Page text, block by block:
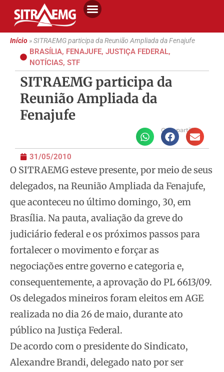
Início»SITRAEMG participa da Reunião Ampliada da Fenajufe
BRASÍLIA, FENAJUFE, JUSTIÇA FEDERAL,
NOTÍCIAS, STF
SITRAEMG participa da
Reunião Ampliada da
Fenajufe
Compartilhe
31/05/2010
O SITRAEMG esteve presente, por meio de seus
delegados, na Reunião Ampliada da Fenajufe,
que aconteceu no último domingo, 30, em
Brasília. Na pauta, avaliação da greve do
judiciário federal e os próximos passos para
fortalecer o movimento e forçar as
negociações entre governo e categoria e,
consequentemente, a aprovação do PL 6613/09.
Os delegados mineiros foram eleitos em AGE
realizada no dia 26 de maio, durante ato
público na Justiça Federal.
De acordo com o presidente do Sindicato,
Alexandre Brandi, delegado nato por ser